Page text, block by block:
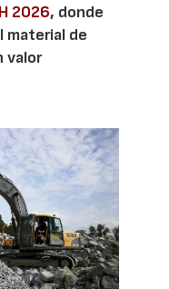
2026, donde
material de
valor